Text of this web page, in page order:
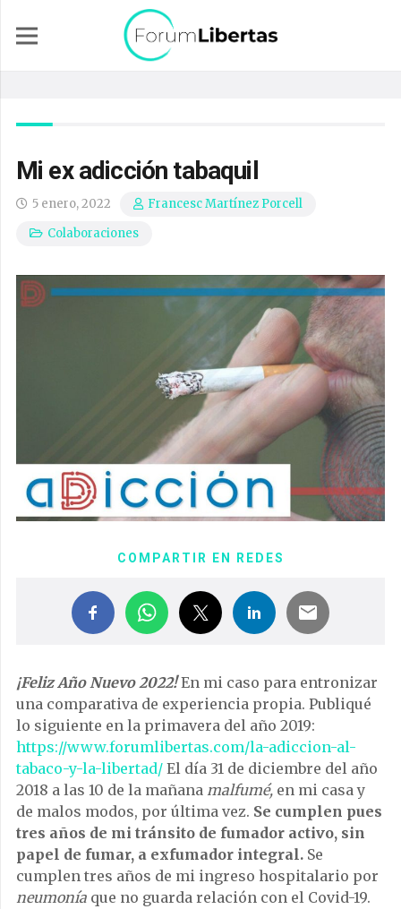
Mi ex adicción tabaquil
5 enero, 2022
Francesc Martínez Porcell
Colaboraciones
COMPARTIR EN REDES
¡Feliz Año Nuevo 2022!En mi caso para entronizar
una comparativa de experiencia propia. Publiqué
lo siguiente en la primavera del año 2019:
https://www.forumlibertas.com/la-adiccion-al-
tabaco-y-la-libertad/ El día 31 de diciembre del año
2018 a las 10 de la mañana malfumé, en mi casa y
de malos modos, por última vez. Se cumplen pues
tres años de mi tránsito de fumador activo, sin
papel de fumar, a exfumador integral. Se
cumplen tres años de mi ingreso hospitalario por
neumonía que no guarda relación con el Covid-19.